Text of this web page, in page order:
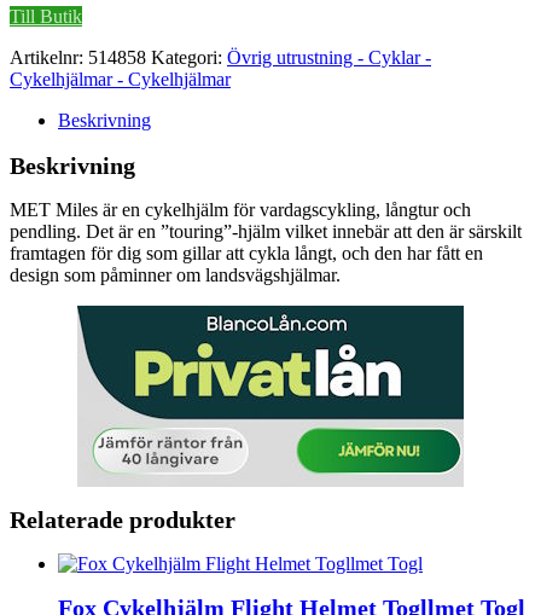
Till Butik
Artikelnr: 514858 Kategori: Övrig utrustning - Cyklar -
Cykelhjälmar - Cykelhjälmar
Beskrivning
Beskrivning
MET Miles är en cykelhjälm för vardagscykling, långtur och
pendling. Det är en ”touring”-hjälm vilket innebär att den är särskilt
framtagen för dig som gillar att cykla långt, och den har fått en
design som påminner om landsvägshjälmar.
Relaterade produkter
Fox Cykelhjälm Flight Helmet Togllmet Togl